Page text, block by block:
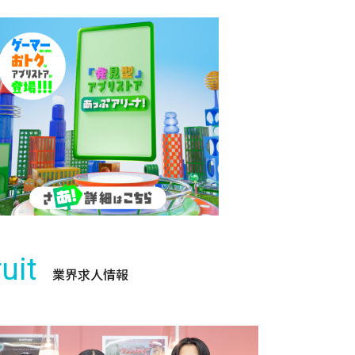
業界求人情報